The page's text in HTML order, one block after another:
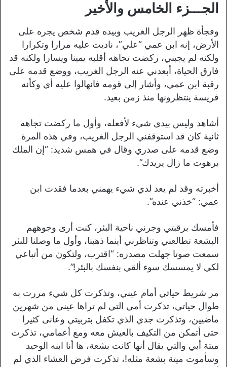
الجـــزء الخامس والأخير
وفجأة ظهر الرجل الغريب وبيده قدم شخص يجره على
الأرض، إنه ابن عمي “علي”، ناديت عليه مرارا وتكرارا
ولكنه لم يجبني، ركضت تجاهه أقلبه يمينا ويسارا ولكنه قد
فارق الحياة، أبعدني عنه الرجل الغريب، ووضع قدمه على
رقبة ابن عمي، وأشار إلى قومه فانهالوا عليه أي وكأنه
فريسة ينتظرونها منذ زمن بعيد.
أشاهد وليس بيدي شيء لأفعله، وأول ما ركضت تجاهه
ثانية كان قد استوقفني الرجل الغريب، وفي هذه المرة
وضع قدمه على صدري وقال في همس شديد: “إن الملك
برهوت ما زال يريدك”.
أخبرته وقد لم يعد لدي شيء يهمني بعدما فقدت ابن
عمي: “خذني عنده”.
فأمسك برقبتي وجرني ناحية البئر، كنت أرى وجوههم
البشعة تطالعني وتناظرني أينما ذهبنا، وأول ما وصلنا للبئر
سمعت صوتا جهلت مصدره: “اقترب، ولتكون من أتباعي
لكي لا يمسسك سوء ألقي بنفسك بالبئر!”.
مر شريط حياتي أمام عيني، وتذكرت كل شيء مررت به
طوال حياتي، تذكرت أمي التي لم تراها عيني من شهرين
ماضيين، وتذكرت جدي الذي تكفل بتربيتي وعانى كثيرا
حتى أتمكن من التكيف بالعيش معه ومع أعمامي، تذكرت
ميتة أبي والتي يقال أنها كانت بشعة، ها أنا ابنه الوحيد
وسأموت ميتة بشعة مثله!، تذكرت فرض العشاء الذي لم